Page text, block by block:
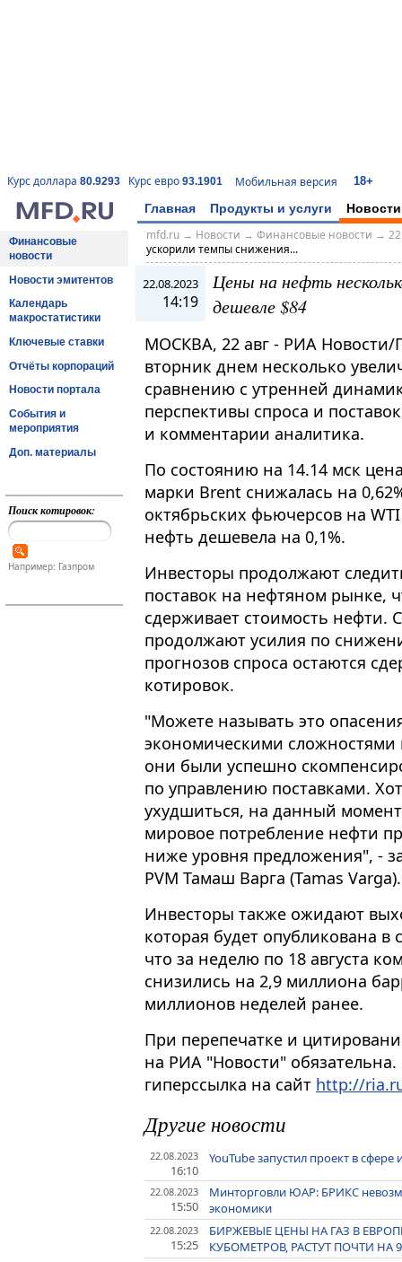
Курс доллара 80.9293 Курс евро 93.1901 Мобильная версия 18+
Главная Продукты и услуги Новости
Финансовые
новости
Новости эмитентов
Календарь
макростатистики
Ключевые ставки
Отчёты корпораций
Новости портала
События и
мероприятия
Доп. материалы
Поиск котировок:
Например: Газпром
mfd.ru→ Новости → Финансовые новости →
ускорили темпы снижения...
22.08.2023
14:19
Цены на нефть
дешевле $84
МОСКВА, 22 авг - РИА
вторник днем несколько
сравнению с утренней
перспективы спроса и
и комментарии аналитика.
По состоянию на 14​​​.14 мск
марки Brent снижалась на
октябрьских фьючерсов на
нефть дешевела на 0,1%.
Инвесторы продолжают
поставок на нефтяном рынке,
сдерживает стоимость
продолжают усилия по
прогнозов спроса остаются
котировок.
"Можете называть это
экономическими сложностями
они были успешно
по управлению поставками.
ухудшиться, на данный
мировое потребление нефти
ниже уровня предложения", -
PVM Тамаш Варга (Tamas Varga).
Инвесторы также ожидают
которая будет опубликована
что за неделю по 18 августа
снизились на 2,9 миллиона
миллионов неделей ранее.
При перепечатке и
на РИА "Новости"
гиперссылка на сайт http://
Другие новости
22.08.2023
16:10
YouTube запустил проект в
22.08.2023
15:50
Минторговли ЮАР: БРИКС
экономики
22.08.2023
15:25
БИРЖЕВЫЕ ЦЕНЫ НА ГАЗ В
КУБОМЕТРОВ, РАСТУТ ПОЧТИ НА